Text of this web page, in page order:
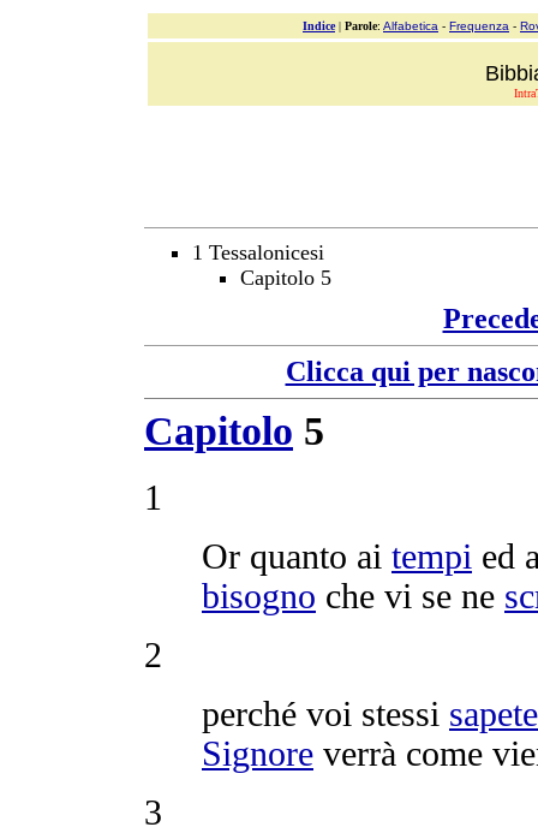
Indice| Parole: Alfabetica - Frequenza -
1 Tessalonicesi
Capitolo 5
Clicca qui per
Capitolo 5
1
Or quanto ai tempi ed
bisogno che vi se ne
2
perché voi stessi sapete
Signore verrà come
3